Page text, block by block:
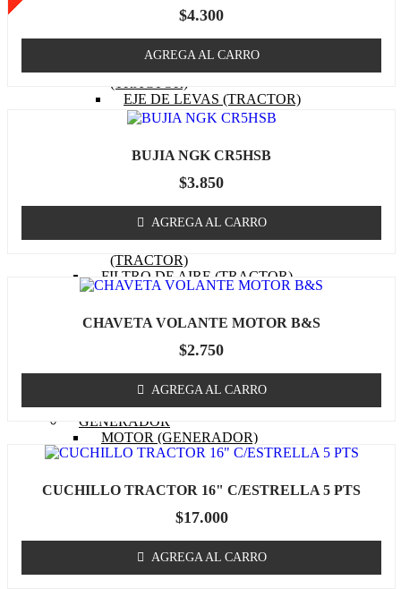
PISTON (TRACTOR)
BIELA (TRACTOR)
EJE DE LEVAS (TRACTOR)
EMPAQUETADURAS
BOBINA (TRACTOR)
CABURADOR (TRACTOR)
OTROS (TRACTOR
(TRACTOR)
FILTRO DE ACEITE
(TRACTOR)
FILTRO DE AIRE (TRACTOR)
BUJIA (TRACTOR)
CORREA (TRACTOR)
MASA / TORRETA
CABLE ACCIONAMIENTO
CHASIS
OTROS (TRACTOR)
GENERADOR
MOTOR (GENERADOR)
CARBURADOR
PISTON (GENERADOR)
BOBINA (GENERADOR)
(GENERADOR)
BIELA (GENERADOR)
$4.300
AGREGA AL CARRO
BUJIA NGK CR5HSB
$3.850
AGREGA AL CARRO
CHAVETA VOLANTE MOTOR B&S
$2.750
AGREGA AL CARRO
CUCHILLO TRACTOR 16" C/ESTRELLA 5 PTS
$17.000
AGREGA AL CARRO